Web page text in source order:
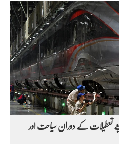
تعطیلات کے دوران سیاحت اور